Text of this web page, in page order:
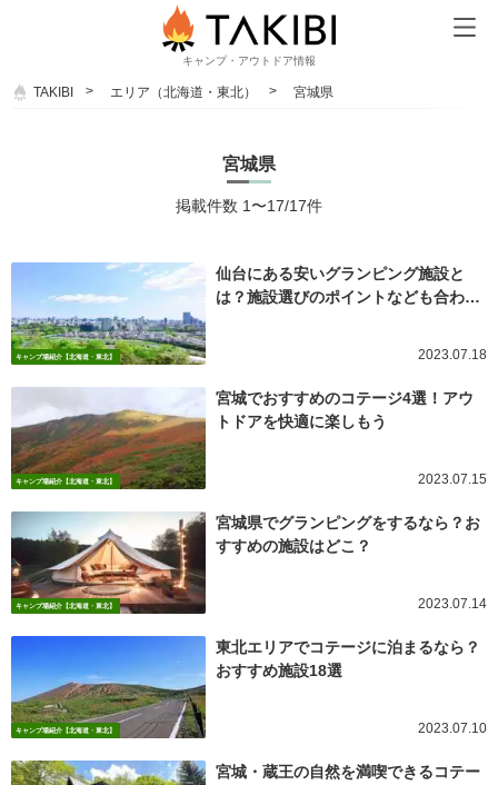
キャンプ・アウトドア情報
TAKIBI エリア（北海道・東北） 宮城県
宮城県
掲載件数 1〜17/17件
キャンプ場紹介【北海道・東北】
仙台にある安いグランピング施設と
は？施設選びのポイントなども合わ…
2023.07.18
キャンプ場紹介【北海道・東北】
宮城でおすすめのコテージ4選！アウ
トドアを快適に楽しもう
2023.07.15
キャンプ場紹介【北海道・東北】
宮城県でグランピングをするなら？お
すすめの施設はどこ？
2023.07.14
キャンプ場紹介【北海道・東北】
東北エリアでコテージに泊まるなら？
おすすめ施設18選
2023.07.10
宮城・蔵王の自然を満喫できるコテー